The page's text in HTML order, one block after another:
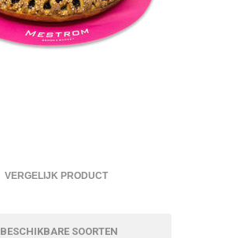
VERGELIJK PRODUCT
BESCHIKBARE SOORTEN